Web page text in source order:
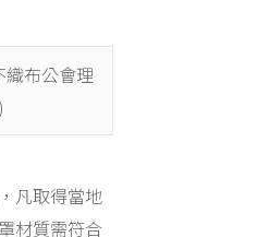
布公會理
凡取得當地
材質需符合